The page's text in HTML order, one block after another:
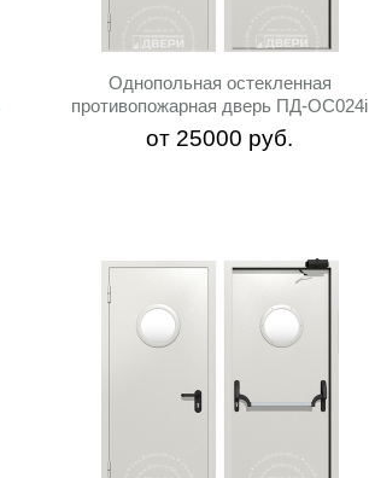
Однопольная остекленная
противопожарная дверь ПД-ОС024i
от 25000 руб.